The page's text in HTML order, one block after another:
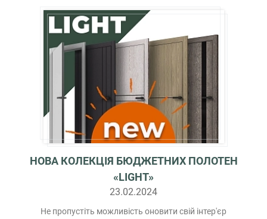
НОВА КОЛЕКЦІЯ БЮДЖЕТНИХ ПОЛОТЕН
«LIGHT»
23.02.2024
Не пропустіть можливість оновити свій інтер'єр